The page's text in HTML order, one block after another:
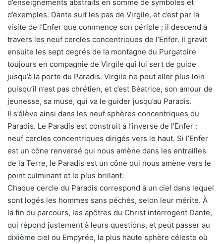
d’enseignements abstraits en somme de symboles et
d’exemples. Dante suit les pas de Virgile, et c’est par la
visite de l’Enfer que commence son périple ; il descend à
travers les neuf cercles concentriques de l’Enfer. Il gravit
ensuite les sept degrés de la montagne du Purgatoire
toujours en compagnie de Virgile qui lui sert de guide
jusqu’à la porte du Paradis. Virgile ne peut aller plus loin
puisqu’il n’est pas chrétien, et c’est Béatrice, son amour de
jeunesse, sa muse, qui va le guider jusqu’au Paradis.
Il s’élève ainsi dans les neuf sphères concentriques du
Paradis. Le Paradis est construit à l’inverse de l’Enfer :
neuf cercles concentriques dirigés vers le haut. Si l’Enfer
est un cône renversé qui nous amène dans les entrailles
de la Terre, le Paradis est un cône qui nous amène vers le
point culminant et le plus brillant.
Chaque cercle du Paradis correspond à un ciel dans lequel
sont logés les hommes sans péchés, selon leur mérite. À
la fin du parcours, les apôtres du Christ interrogent Dante,
qui répond justement à leurs questions, et peut passer au
dixième ciel ou Empyrée, la plus haute sphère céleste où